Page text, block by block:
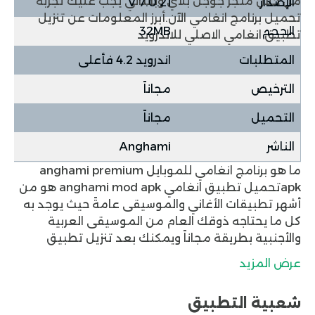
تحميل برنامج انغامي الآن.أبرز المعلومات عن تنزيل
تطبيق انغامي الاصلي للاندرويد
الحجم 32MB
المتطلبات اندرويد 4.2 فأعلى
الترخيص مجاناً
التحميل مجاناً
الناشر
Anghami
ما هو برنامج انغامي للموبايل anghami premium
apkتحميل تطبيق انغامي
anghami mod apk هو من
أشهر تطبيقات الأغاني والموسيقى عامةً حيث يوجد به
كل ما يحتاجه ذوقك العام من الموسيقى العربية
والأجنبية بطريقة مجاناً ويمكنك بعد تنزيل تطبيق
لك وتنزيل فيها كل أنواع الموسيقى التي تفضلها
الانترنت ويتميز تنزيل برنامج انغامي بسهولة الاستخدام
عرض المزيد
شعبية التطبيق